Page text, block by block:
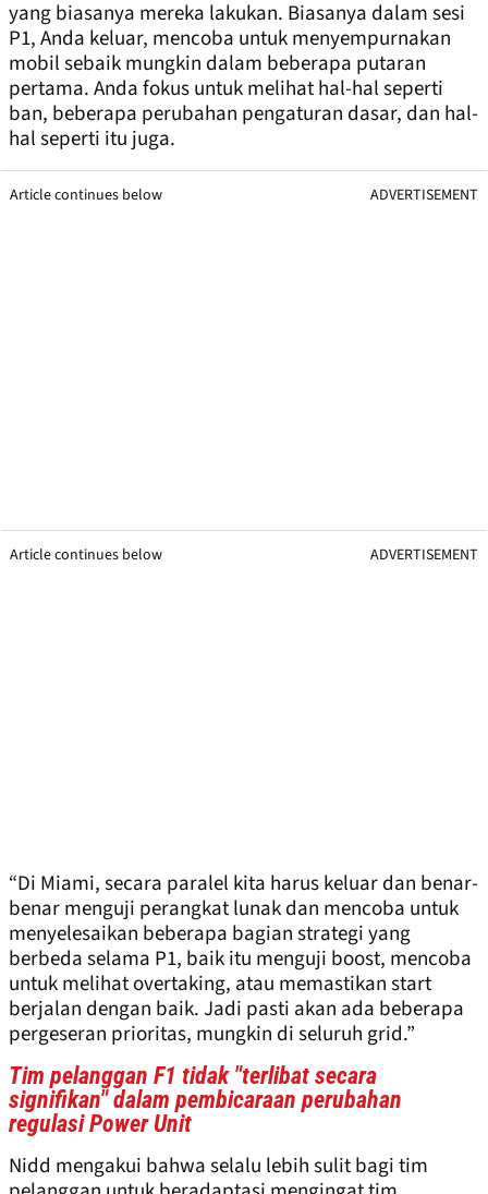
yang biasanya mereka lakukan. Biasanya dalam sesi
P1, Anda keluar, mencoba untuk menyempurnakan
mobil sebaik mungkin dalam beberapa putaran
pertama. Anda fokus untuk melihat hal-hal seperti
ban, beberapa perubahan pengaturan dasar, dan hal-
hal seperti itu juga.
Article continues below ADVERTISEMENT
Article continues below ADVERTISEMENT
“Di Miami, secara paralel kita harus keluar dan benar-
benar menguji perangkat lunak dan mencoba untuk
menyelesaikan beberapa bagian strategi yang
berbeda selama P1, baik itu menguji boost, mencoba
untuk melihat overtaking, atau memastikan start
berjalan dengan baik. Jadi pasti akan ada beberapa
pergeseran prioritas, mungkin di seluruh grid.”
Tim pelanggan F1 tidak "terlibat secara
signifikan" dalam pembicaraan perubahan
regulasi Power Unit
Nidd mengakui bahwa selalu lebih sulit bagi tim